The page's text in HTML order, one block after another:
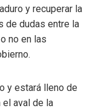
y recuperar la
de dudas entre la
no en las
y estará lleno de
aval de la